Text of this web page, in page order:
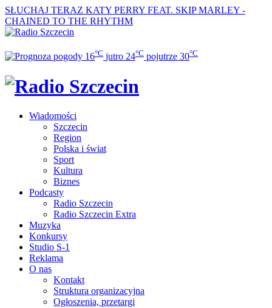
SŁUCHAJ TERAZ KATY PERRY FEAT. SKIP MARLEY -
CHAINED TO THE RHYTHM
16°C jutro 24°C pojutrze 30°C
Wiadomości
Szczecin
Region
Polska i świat
Sport
Kultura
Biznes
Podcasty
Radio Szczecin
Radio Szczecin Extra
Muzyka
Konkursy
Studio S-1
Reklama
O nas
Kontakt
Struktura organizacyjna
Ogłoszenia, przetargi